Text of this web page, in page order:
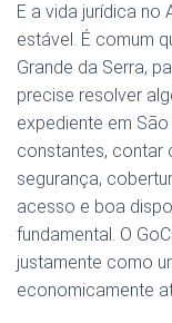
E a vida jurídica no
estável. É comum
Grande da Serra,
precise resolver
expediente em
constantes, contar
segurança,
acesso e boa
fundamental. O
justamente como
economicamente